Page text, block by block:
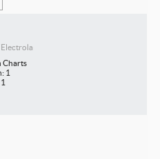
Electrola
Charts
1